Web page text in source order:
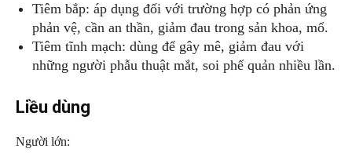
Tiêm bắp: áp dụng đối với trường hợp có phản ứng
phản vệ, cần an thần, giảm đau trong sản khoa, mổ.
Tiêm tĩnh mạch: dùng để gây mê, giảm đau với
những người phẫu thuật mắt, soi phế quản nhiều lần.
Liều dùng
Người lớn: